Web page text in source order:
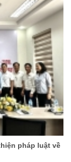
pháp luật về